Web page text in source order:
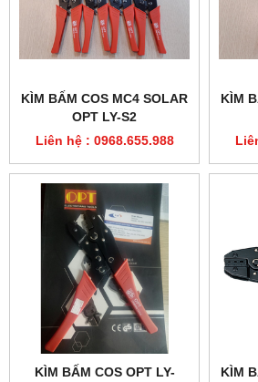
KÌM BẤM COS MC4 SOLAR
OPT LY-S2
Liên hệ : 0968.655.988
KÌM
KÌM BẤM COS OPT LY-
KÌM